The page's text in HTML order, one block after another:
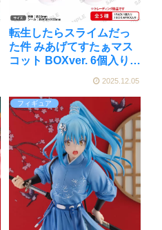
転生したらスライムだっ
た件 みあげてすたぁマス
コット BOXver. 6個入り
ティブ]が予約受付中
2025.12.05
フィギュア